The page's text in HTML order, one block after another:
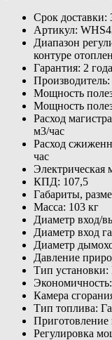
Срок доставки:
Артикул:
Диапазон
контуре
Гарантия: 2 года
Мощность
Мощность
Расход
м3/час
Расход
час
Электрическая
КПД: 107,5
Габариты,
Масса: 103 кг
Диаметр вход/
Диаметр вход
Диаметр
Давление
Тип
Камера
Тип топлива:
Регулировка